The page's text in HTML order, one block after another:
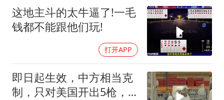
这地主斗的太牛逼了!一毛
钱都不能跟他们玩!
打开APP
即日起生效，中方相当克
制，只对美国开出5枪，